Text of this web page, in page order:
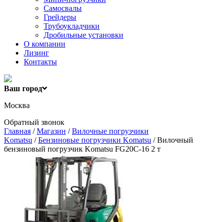
Самосвалы
Грейдеры
Трубоукладчики
Дробильные установки
О компании
Лизинг
Контакты
Ваш город
Москва
Обратный звонок
Главная /Магазин /Вилочные погрузчики
Komatsu /Бензиновые погрузчики Komatsu / Вилочный
бензиновый погрузчик Komatsu FG20C-16 2 т